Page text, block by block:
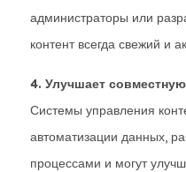
администраторы или
контент всегда свежий и
4. Улучшает
Системы управления
автоматизации данных,
процессами и могут